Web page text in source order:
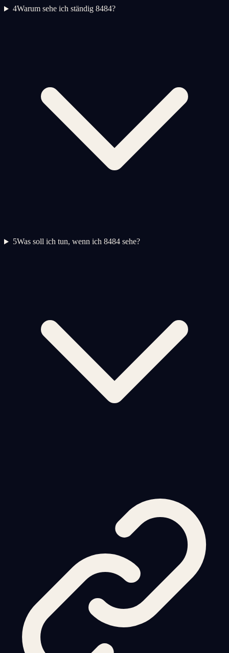
4Warum sehe ich ständig 8484?
5Was soll ich tun, wenn ich 8484 sehe?